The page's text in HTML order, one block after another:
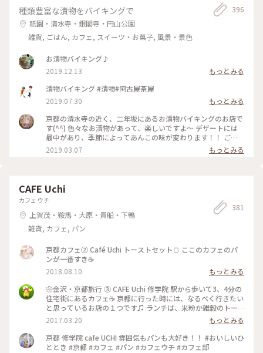
種類豊富な漬物をバイキングで
祇園・清水寺・銀閣寺・円山公園
雑貨, ごはん, カフェ, スイーツ・お菓子, 風景・景色
396
お漬物バイキング♪
2019.12.13
もっとみる
漬物バイキング #漬物#阿古屋茶屋
2019.07.30
もっとみる
京都の清水寺の近く、二年坂にあるお漬物バイキングのお店で
す(^^) 色々なお漬物があって、楽しいですよ〜 デザートには
最中があり、季節によってあんこの味が変わります！！ ご
飯、おみそ汁、お漬物とシンプルですが、日本人でよかった
と！！毎回思います♡ #京都 #二年坂 #阿古屋茶屋 #お漬物
2019.03.07 もっとみる
CAFE Uchi
カフェ ウチ
上賀茂・鞍馬・大原・貴船・下鴨
雑貨, カフェ, パン
381
京都カフェ② Café Uchi トーストセット🍞 ここのカフェのパ
ンが一番すき☕️
2018.08.10
もっとみる
❀︎金沢・京都旅行 ③ CAFE Uchi 修学院 駅から歩いて3、4分の
住宅街にあるカフェ☕️ 京都に行った時には、なるべく行きたい
と思っているお店の１つです♫ ランチは、米粉か雑穀のトー
スト・手ごねぱん、キッシュ・パンが数種類のなかから選べる
(両方サラダ・コーヒー付き)の2種類です。 サクッ、もっち
り、最高のパンです\( Ö )/
2017.03.20
もっとみる
京都 修学院 cafe UCHI 雰囲気もパンも大好き！！ #おいしいひ
ととき #京都 #カフェ #パン #カフェウチ #カフェ部